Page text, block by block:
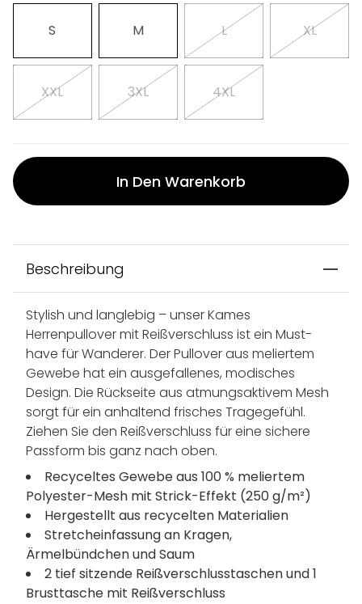
S M L XL
XXL 3XL 4XL
In Den Warenkorb
Beschreibung
Stylish und langlebig – unser Kames
Herrenpullover mit Reißverschluss ist ein Must-
have für Wanderer. Der Pullover aus meliertem
Gewebe hat ein ausgefallenes, modisches
Design. Die Rückseite aus atmungsaktivem Mesh
sorgt für ein anhaltend frisches Tragegefühl.
Ziehen Sie den Reißverschluss für eine sichere
Passform bis ganz nach oben.
Recyceltes Gewebe aus 100 % meliertem
Polyester-Mesh mit Strick-Effekt (250 g/m²)
Hergestellt aus recycelten Materialien
Stretcheinfassung an Kragen,
Ärmelbündchen und Saum
2 tief sitzende Reißverschlusstaschen und 1
Brusttasche mit Reißverschluss